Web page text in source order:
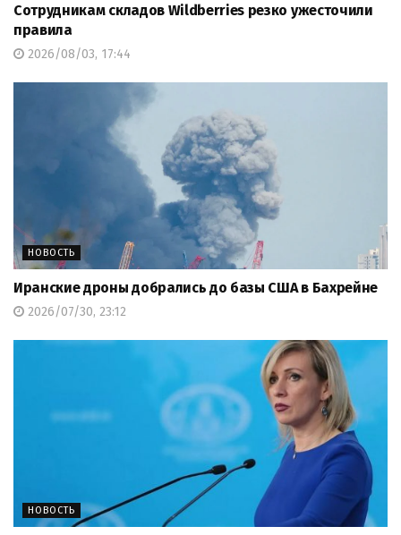
Сотрудникам складов Wildberries резко ужесточили
правила
2026/08/03, 17:44
НОВОСТЬ
Иранские дроны добрались до базы США в Бахрейне
2026/07/30, 23:12
НОВОСТЬ